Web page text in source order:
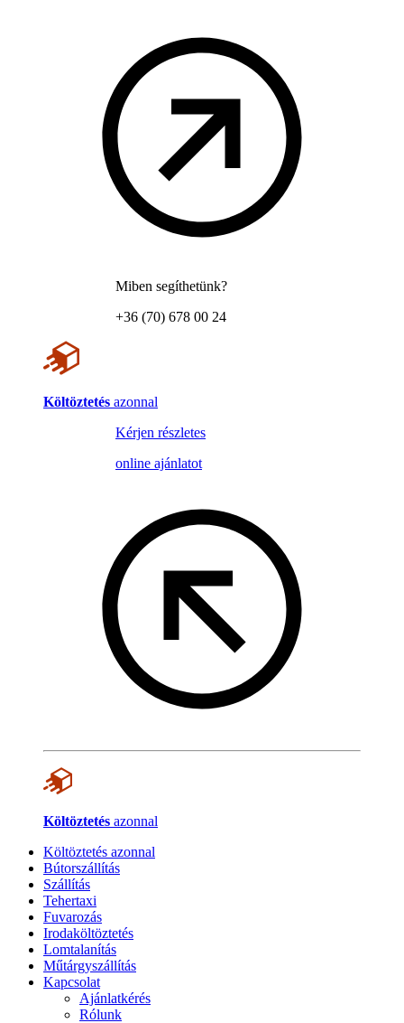
Miben segíthetünk?
+36 (70) 678 00 24
Költöztetés azonnal
Kérjen részletes
online ajánlatot
Költöztetés azonnal
Költöztetés azonnal
Bútorszállítás
Szállítás
Tehertaxi
Fuvarozás
Irodaköltöztetés
Lomtalanítás
Műtárgyszállítás
Kapcsolat
Ajánlatkérés
Rólunk